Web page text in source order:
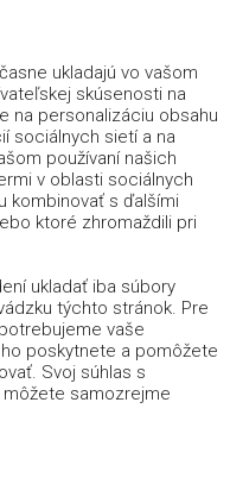
ukladajú vo vašom
skúsenosti na
na personalizáciu obsahu
sociálnych sietí a na
používaní našich
v oblasti sociálnych
kombinovať s ďalšími
ktoré zhromaždili pri
ukladať iba súbory
týchto stránok. Pre
vaše
poskytnete a pomôžete
Svoj súhlas s
samozrejme